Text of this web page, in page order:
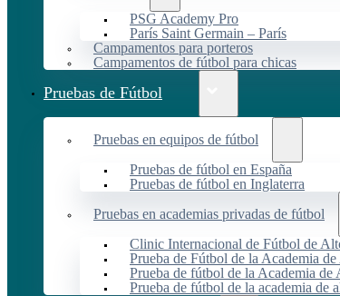
PSG Academy Pro
París Saint Germain – París
Campamentos para porteros
Campamentos de fútbol para chicas
Pruebas de Fútbol
Pruebas en equipos de fútbol
Pruebas de fútbol en España
Pruebas de fútbol en Inglaterra
Pruebas en academias privadas de fútbol
Clinic Internacional de Fútbol de
Prueba de Fútbol de la Academia
Prueba de fútbol de la Academia
Prueba de fútbol de la academia de